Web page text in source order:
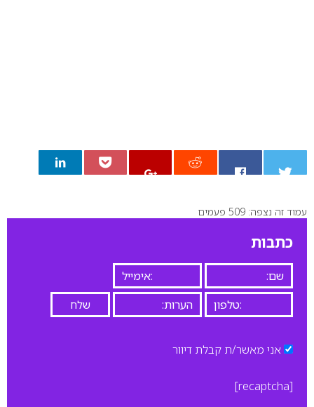
0
עמוד זה נצפה: 509 פעמים
כתבות
אני מאשר/ת קבלת דיוור
[recaptcha]